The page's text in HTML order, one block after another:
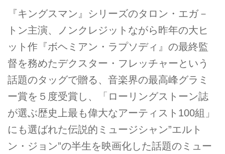
『キングスマン』シリーズのタロン・エガ－
トン主演、ノンクレジットながら昨年の大ヒ
ット作『ボヘミアン・ラプソディ』の最終監
督を務めたデクスター・フレッチャーという
話題のタッグで贈る、音楽界の最高峰グラミ
ー賞を５度受賞し、「ローリングストーン誌
が選ぶ歴史上最も偉大なアーティスト100組」
にも選ばれた伝説的ミュージシャン”エルト
ン・ジョン”の半生を映画化した話題のミュー